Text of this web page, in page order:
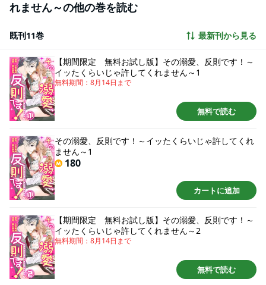
乱が次から次へと巻き起こり……。（こんなに切なくて、胸が痛いのに。毎日
奥まで××されたら――どんどん好きになっちゃいます…っ！）
れません～の他の巻を読む
既刊11巻 最新刊から見る
【期間限定 無料お試し版】その溺愛、反則です！～
イッたくらいじゃ許してくれません～1
無料期間： 8月14日 まで
無料で読む
その溺愛、反則です！～イッたくらいじゃ許してくれ
ません～1
180
カートに追加
【期間限定 無料お試し版】その溺愛、反則です！～
イッたくらいじゃ許してくれません～2
無料期間： 8月14日 まで
無料で読む